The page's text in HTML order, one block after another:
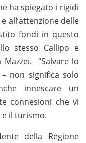
ha spiegato i rigidi
all’attenzione delle
fondi in questo
stesso Callipo e
Mazzei. “Salvare lo
non significa solo
innescare un
connesioni che vi
il turismo.
della Regione